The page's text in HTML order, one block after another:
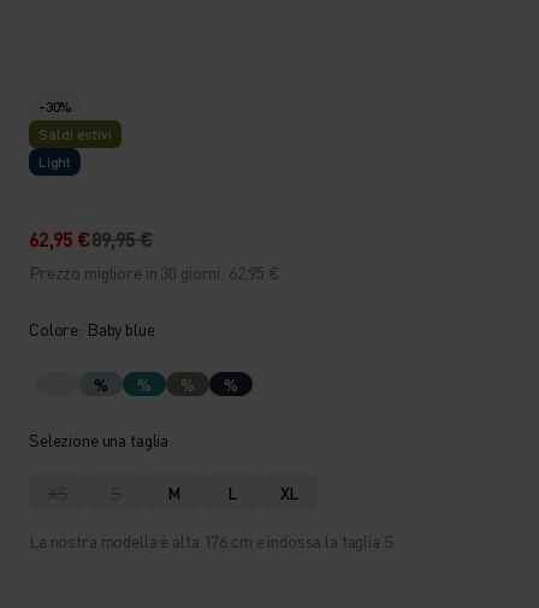
-30%
Saldi estivi
Light
62,95 €89,95 €
Prezzo migliore in 30 giorni: 62,95 €
Colore: Baby blue
% % % %
Selezione una taglia
XS S M L XL
La nostra modella è alta 176 cm e indossa la taglia S.